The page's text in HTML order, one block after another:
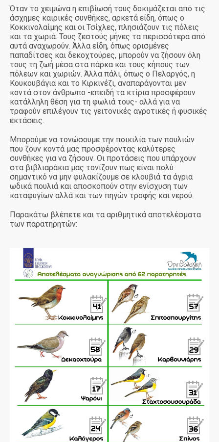
Όταν το χειμώνα η επιβίωσή τους δοκιμάζεται από τις
άσχημες καιρικές συνθήκες, αρκετά είδη, όπως ο
Κοκκινολαίμης και οι Τσίχλες, πλησιάζουν τις πόλεις
και τα χωριά. Τους ζεστούς μήνες τα περισσότερα από
αυτά αναχωρούν. Άλλα είδη, όπως ορισμένες
παπαδίτσες και δεκοχτούρες, μπορούν να ζήσουν όλη
τους τη ζωή μέσα στα πάρκα και τους κήπους των
πόλεων και χωριών. Άλλα πάλι, όπως ο Πελαργός, η
Κουκουβάγια και το Κιρκινέζι, αναπαράγονται μεν
κοντά στον άνθρωπο -επειδή τα κτίρια προσφέρουν
κατάλληλη θέση για τη φωλιά τους- αλλά για να
τραφούν επιλέγουν τις γειτονικές αγροτικές ή φυσικές
εκτάσεις.
Μπορούμε να τονώσουμε την ποικιλία των πουλιών
που ζουν κοντά μας προσφέροντας καλύτερες
συνθήκες για να ζήσουν. Οι προτάσεις που υπάρχουν
στα βιβλιαράκια μας τονίζουν πως είναι πολύ
σημαντικό να μην φυλακίζουμε σε κλουβιά τα άγρια
ωδικά πουλιά και αποσκοπούν στην ενίσχυση των
καταφυγίων αλλά και των πηγών τροφής και νερού.
Παρακάτω βλέπετε και τα αριθμητικά αποτελέσματα
των παρατηρητών: